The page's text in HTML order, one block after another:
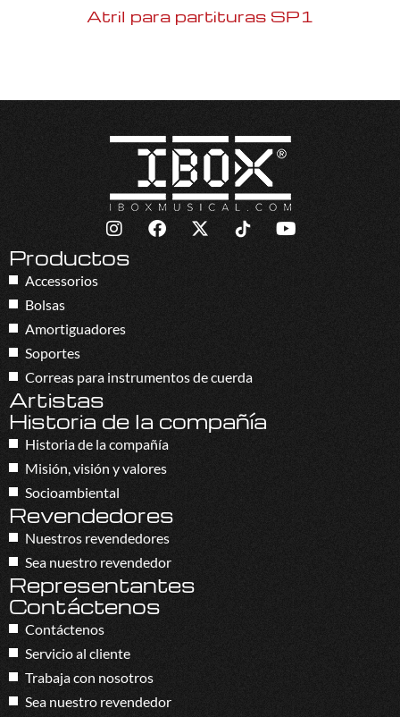
Atril para partituras SP1
Productos
Accessorios
Bolsas
Amortiguadores
Soportes
Correas para instrumentos de cuerda
Artistas
Historia de la compañía
Historia de la compañía
Misión, visión y valores
Socioambiental
Revendedores
Nuestros revendedores
Sea nuestro revendedor
Representantes
Contáctenos
Contáctenos
Servicio al cliente
Trabaja con nosotros
Sea nuestro revendedor